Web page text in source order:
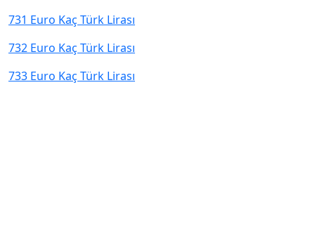
731 Euro Kaç Türk Lirası
732 Euro Kaç Türk Lirası
733 Euro Kaç Türk Lirası